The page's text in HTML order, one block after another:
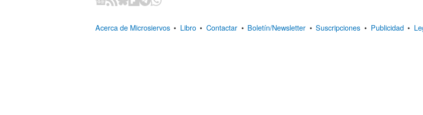
Acerca de Microsiervos • Libro • Contactar • Boletín/Newsletter • Suscripciones • Publicidad •